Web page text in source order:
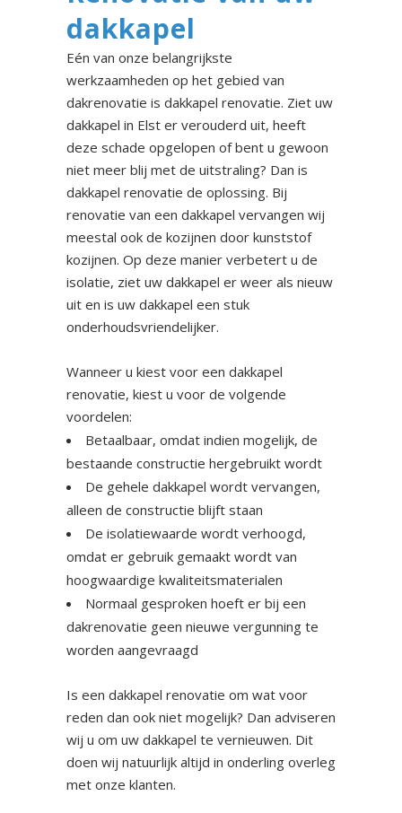
dakkapel
Eén van onze belangrijkste
werkzaamheden op het gebied van
dakrenovatie is dakkapel renovatie. Ziet uw
dakkapel in Elst er verouderd uit, heeft
deze schade opgelopen of bent u gewoon
niet meer blij met de uitstraling? Dan is
dakkapel renovatie de oplossing. Bij
renovatie van een dakkapel vervangen wij
meestal ook de kozijnen door kunststof
kozijnen. Op deze manier verbetert u de
isolatie, ziet uw dakkapel er weer als nieuw
uit en is uw dakkapel een stuk
onderhoudsvriendelijker.
Wanneer u kiest voor een dakkapel
renovatie, kiest u voor de volgende
voordelen:
Betaalbaar, omdat indien mogelijk, de
bestaande constructie hergebruikt wordt
De gehele dakkapel wordt vervangen,
alleen de constructie blijft staan
De isolatiewaarde wordt verhoogd,
omdat er gebruik gemaakt wordt van
hoogwaardige kwaliteitsmaterialen
Normaal gesproken hoeft er bij een
dakrenovatie geen nieuwe vergunning te
worden aangevraagd
Is een dakkapel renovatie om wat voor
reden dan ook niet mogelijk? Dan adviseren
wij u om uw dakkapel te vernieuwen. Dit
doen wij natuurlijk altijd in onderling overleg
met onze klanten.